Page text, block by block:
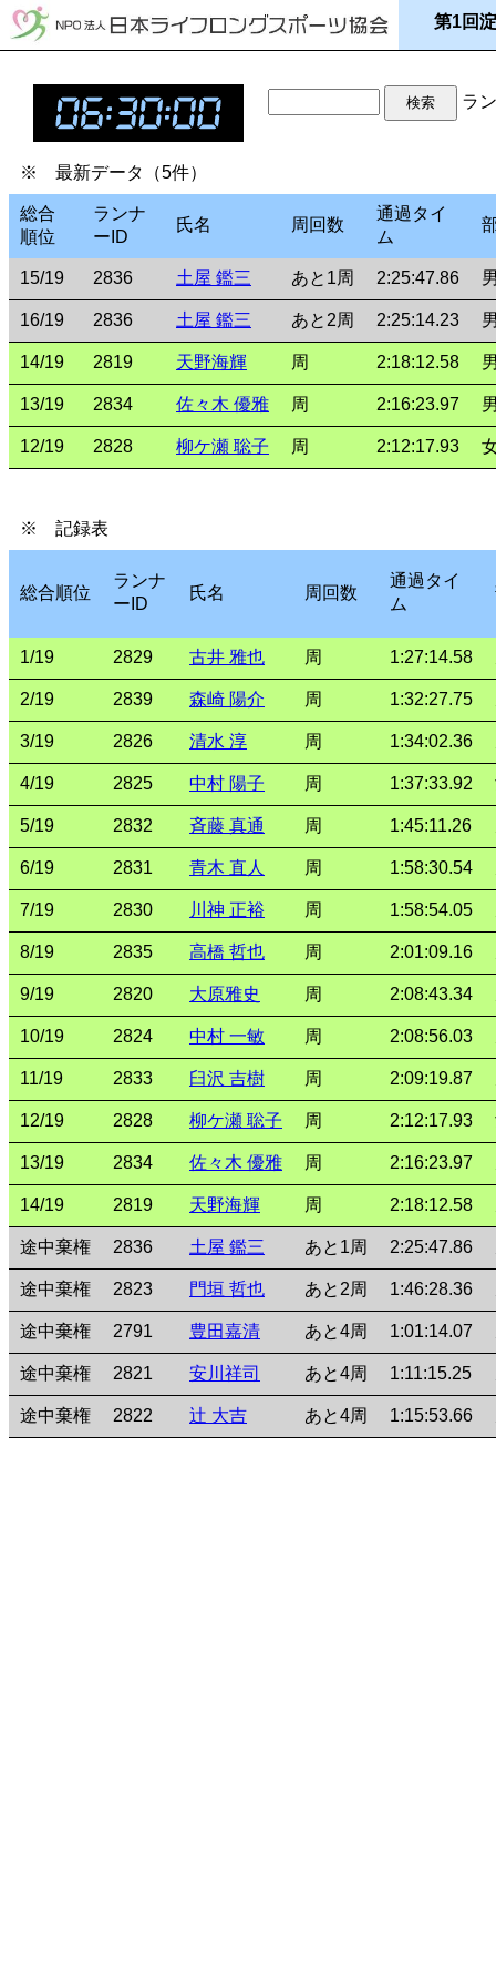
第1回
ラ
※ 最新データ（5件）
総合
順位
ランナ
ーID
氏名 周回数
通過タイ
ム
15/19 2836 土屋 鑑三 あと1周 2:25:47.86
16/19 2836 土屋 鑑三 あと2周 2:25:14.23
14/19 2819 天野海輝 周 2:18:12.58
13/19 2834 佐々木 優雅 周 2:16:23.97
12/19 2828 柳ケ瀬 聡子 周 2:12:17.93
※ 記録表
総合順位
ランナ
ーID
氏名 周回数
通過タイ
ム
1/19 2829 古井 雅也 周 1:27:14.58
2/19 2839 森崎 陽介 周 1:32:27.75
3/19 2826 清水 淳 周 1:34:02.36
4/19 2825 中村 陽子 周 1:37:33.92
5/19 2832 斉藤 真通 周 1:45:11.26
6/19 2831 青木 直人 周 1:58:30.54
7/19 2830 川神 正裕 周 1:58:54.05
8/19 2835 高橋 哲也 周 2:01:09.16
9/19 2820 大原雅史 周 2:08:43.34
10/19 2824 中村 一敏 周 2:08:56.03
11/19 2833 臼沢 吉樹 周 2:09:19.87
12/19 2828 柳ケ瀬 聡子 周 2:12:17.93
13/19 2834 佐々木 優雅 周 2:16:23.97
14/19 2819 天野海輝 周 2:18:12.58
途中棄権 2836 土屋 鑑三 あと1周 2:25:47.86
途中棄権 2823 門垣 哲也 あと2周 1:46:28.36
途中棄権 2791 豊田嘉清 あと4周 1:01:14.07
途中棄権 2821 安川祥司 あと4周 1:11:15.25
途中棄権 2822 辻 大吉 あと4周 1:15:53.66